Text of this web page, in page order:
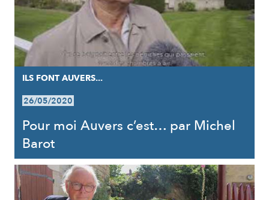
ILS FONT AUVERS...
26/05/2020
Pour moi Auvers c’est… par Michel
Barot